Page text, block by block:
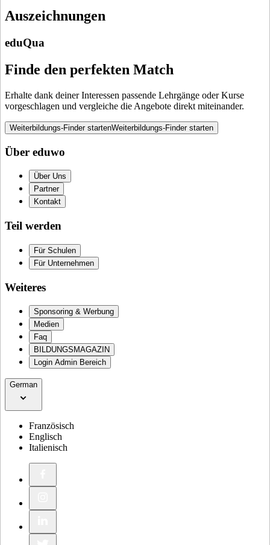
Auszeichnungen
eduQua
Finde den perfekten Match
Erhalte dank deiner Interessen passende Lehrgänge oder Kurse
vorgeschlagen und vergleiche die Angebote direkt miteinander.
Weiterbildungs-Finder startenWeiterbildungs-Finder starten
Über eduwo
Über Uns
Partner
Kontakt
Teil werden
Für Schulen
Für Unternehmen
Weiteres
Sponsoring & Werbung
Medien
Faq
BILDUNGSMAGAZIN
Login Admin Bereich
German
Französisch
Englisch
Italienisch